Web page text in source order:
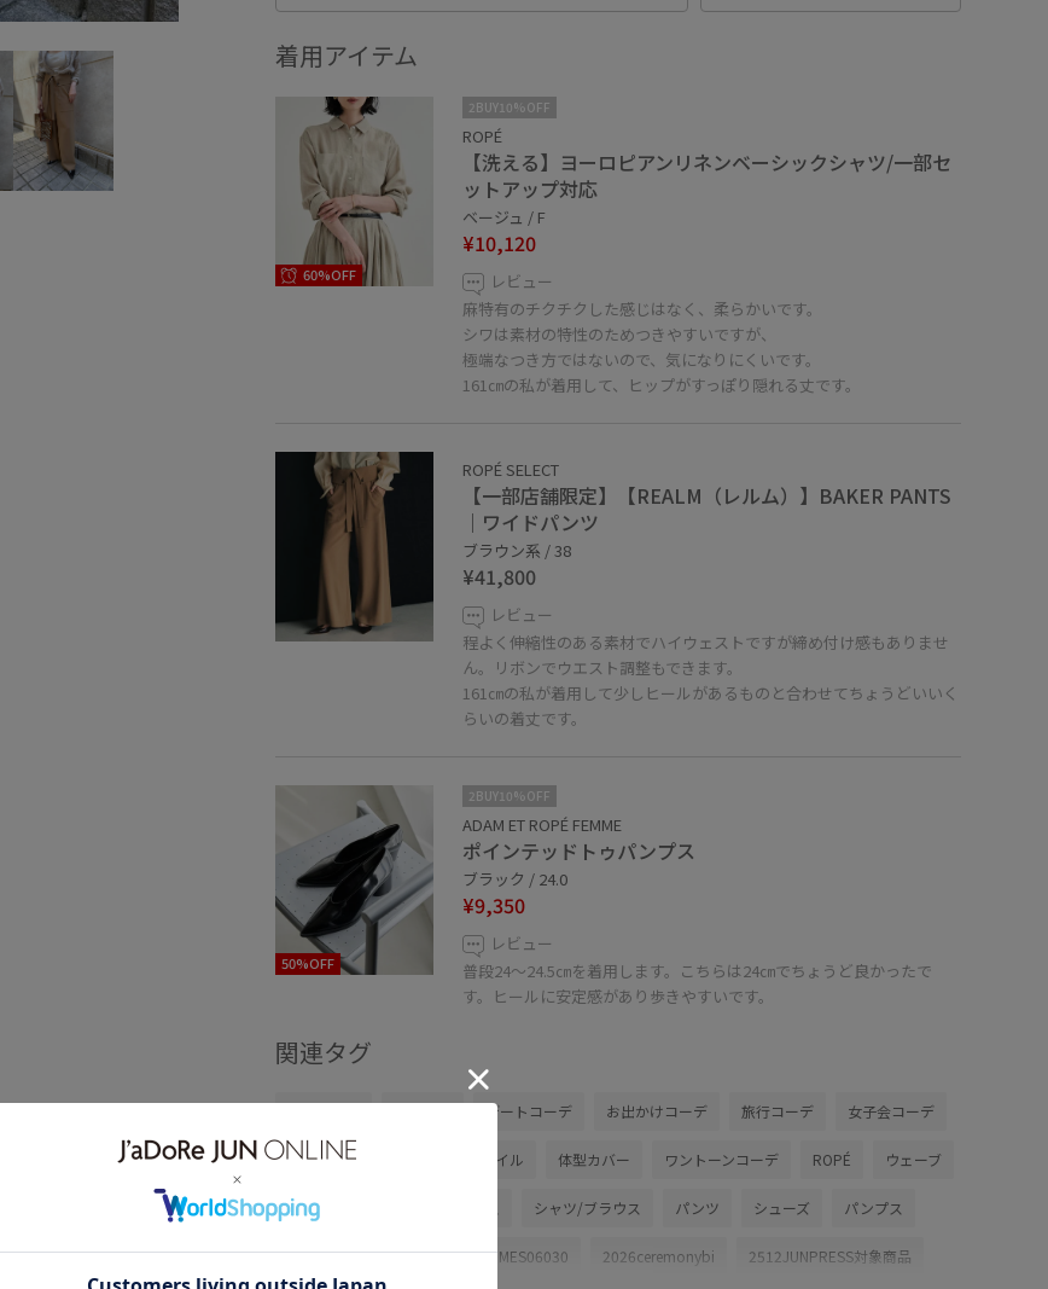
着用アイテム
60%OFF
2BUY10%OFF
ROPÉ
【洗える】ヨーロピアンリネンベーシックシャツ/一部セ
ットアップ対応
ベージュ / F
¥10,120
レビュー
麻特有のチクチクした感じはなく、柔らかいです。
シワは素材の特性のためつきやすいですが、
極端なつき方ではないので、気になりにくいです。
161㎝の私が着用して、ヒップがすっぽり隠れる丈です。
ROPÉ SELECT
【一部店舗限定】【REALM（レルム）】BAKER PANTS
｜ワイドパンツ
ブラウン系 / 38
¥41,800
レビュー
程よく伸縮性のある素材でハイウェストですが締め付け感もありませ
ん。リボンでウエスト調整もできます。
161㎝の私が着用して少しヒールがあるものと合わせてちょうどいいく
らいの着丈です。
50%OFF
2BUY10%OFF
ADAM ET ROPÉ FEMME
ポインテッドトゥパンプス
ブラック / 24.0
¥9,350
レビュー
普段24〜24.5㎝を着用します。こちらは24㎝でちょうど良かったで
す。ヒールに安定感があり歩きやすいです。
関連タグ
デートコーデ お出かけコーデ 旅行コーデ 女子会コーデ
大人カジュアル パンツスタイル 体型カバー ワントーンコーデ ROPÉ ウェーブ
ブルべ冬 シャツ/ブラウス パンツ シューズ パンプス
GAA06010 GGH25160 MES06030 2026ceremonybi 2512JUNPRESS対象商品